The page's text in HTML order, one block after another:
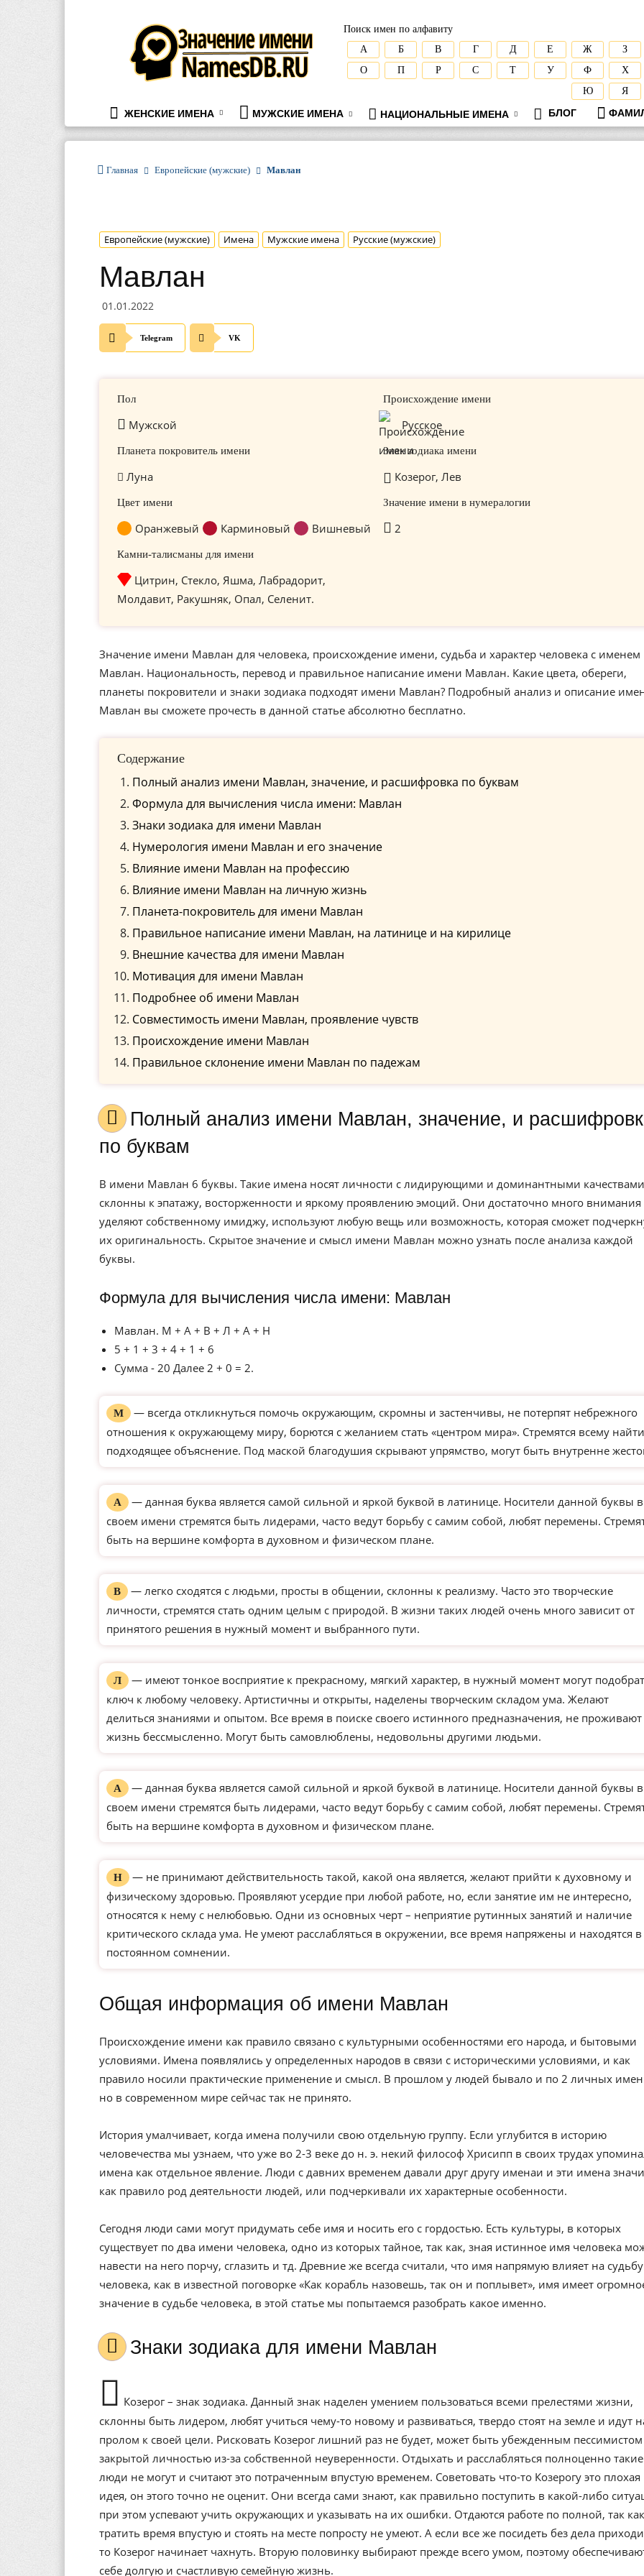
namesdb.ru
Поиск имен по алфавиту
А
Б В Г Д Е Ж
З
О
П Р С Т У Ф
Х
Ю
Я
ЖЕНСКИЕ ИМЕНА МУЖСКИЕ ИМЕНА НАЦИОНАЛЬНЫЕ ИМЕНА БЛОГ
Главная Европейские (мужские) Мавлан
Европейские (мужские) Имена Мужские имена Русские (мужские)
Мавлан
01.01.2022
Telegram VK
Пол
Мужской
Происхождение имени
Русское
Планета покровитель имени
Луна
Знак зодиака имени
Козерог, Лев
Цвет имени
Оранжевый Карминовый Вишневый
Значение имени в нумералогии
2
Камни-талисманы для имени
Цитрин, Стекло, Яшма, Лабрадорит,
Молдавит, Ракушняк, Опал, Селенит.
Значение имени Мавлан для человека, происхождение имени, судьба и характер человека с именем
Мавлан. Национальность, перевод и правильное написание имени Мавлан. Какие цвета, обереги,
планеты покровители и знаки зодиака подходят имени Мавлан? Подробный анализ и описание
Мавлан вы сможете прочесть в данной статье абсолютно бесплатно.
Содержание
Полный анализ имени Мавлан, значение, и расшифровка по буквам
Формула для вычисления числа имени: Мавлан
Знаки зодиака для имени Мавлан
Нумерология имени Мавлан и его значение
Влияние имени Мавлан на профессию
Влияние имени Мавлан на личную жизнь
Планета-покровитель для имени Мавлан
Правильное написание имени Мавлан, на латинице и на кирилице
Внешние качества для имени Мавлан
Мотивация для имени Мавлан
Подробнее об имени Мавлан
Совместимость имени Мавлан, проявление чувств
Происхождение имени Мавлан
Правильное склонение имени Мавлан по падежам
Полный анализ имени Мавлан, значение, и расшифровка
по буквам
В имени Мавлан 6 буквы. Такие имена носят личности с лидирующими и доминантными
склонны к эпатажу, восторженности и яркому проявлению эмоций. Они достаточно много внимания
уделяют собственному имиджу, используют любую вещь или возможность, которая сможет
их оригинальность. Скрытое значение и смысл имени Мавлан можно узнать после анализа каждой
буквы.
Формула для вычисления числа имени: Мавлан
Мавлан. М + А + В + Л + А + Н
5 + 1 + 3 + 4 + 1 + 6
Сумма - 20 Далее 2 + 0 = 2.
М
— всегда откликнуться помочь окружающим, скромны и застенчивы, не потерпят небрежного
отношения к окружающему миру, борются с желанием стать «центром мира». Стремятся всему найти
подходящее объяснение. Под маской благодушия скрывают упрямство, могут быть внутренне
А
— данная буква является самой сильной и яркой буквой в латинице. Носители данной буквы в
своем имени стремятся быть лидерами, часто ведут борьбу с самим собой, любят перемены.
быть на вершине комфорта в духовном и физическом плане.
В
— легко сходятся с людьми, просты в общении, склонны к реализму. Часто это творческие
личности, стремятся стать одним целым с природой. В жизни таких людей очень много зависит от
принятого решения в нужный момент и выбранного пути.
Л
— имеют тонкое восприятие к прекрасному, мягкий характер, в нужный момент могут
ключ к любому человеку. Артистичны и открыты, наделены творческим складом ума. Желают
делиться знаниями и опытом. Все время в поиске своего истинного предназначения, не проживают
жизнь бессмысленно. Могут быть самовлюблены, недовольны другими людьми.
А
— данная буква является самой сильной и яркой буквой в латинице. Носители данной буквы в
своем имени стремятся быть лидерами, часто ведут борьбу с самим собой, любят перемены.
быть на вершине комфорта в духовном и физическом плане.
Н
— не принимают действительность такой, какой она является, желают прийти к духовному и
физическому здоровью. Проявляют усердие при любой работе, но, если занятие им не интересно,
относятся к нему с нелюбовью. Одни из основных черт – неприятие рутинных занятий и наличие
критического склада ума. Не умеют расслабляться в окружении, все время напряжены и находятся в
постоянном сомнении.
Общая информация об имени Мавлан
Происхождение имени как правило связано с культурными особенностями его народа, и бытовыми
условиями. Имена появлялись у определенных народов в связи с историческими условиями, и как
правило носили практические применение и смысл. В прошлом у людей бывало и по 2 личных
но в современном мире сейчас так не принято.
История умалчивает, когда имена получили свою отдельную группу. Если углубится в историю
человечества мы узнаем, что уже во 2-3 веке до н. э. некий философ Хрисипп в своих трудах
имена как отдельное явление. Люди с давних временем давали друг другу именаи и эти имена
как правило род деятельности людей, или подчеркивали их характерные особенности.
Сегодня люди сами могут придумать себе имя и носить его с гордостью. Есть культуры, в которых
существует по два имени человека, одно из которых тайное, так как, зная истинное имя человека
навести на него порчу, сглазить и тд. Древние же всегда считали, что имя напрямую влияет на судьбу
человека, как в известной поговорке «Как корабль назовешь, так он и поплывет», имя имеет
значение в судьбе человека, в этой статье мы попытаемся разобрать какое именно.
Знаки зодиака для имени Мавлан
Козерог – знак зодиака. Данный знак наделен умением пользоваться всеми прелестями жизни,
склонны быть лидером, любят учиться чему-то новому и развиваться, твердо стоят на земле и идут
пролом к своей цели. Рисковать Козерог лишний раз не будет, может быть убежденным
закрытой личностью из-за собственной неуверенности. Отдыхать и расслабляться полноценно такие
люди не могут и считают это потраченным впустую временем. Советовать что-то Козерогу это плохая
идея, он этого точно не оценит. Они всегда сами знают, как правильно поступить в какой-либо
при этом успевают учить окружающих и указывать на их ошибки. Отдаются работе по полной, так как
тратить время впустую и стоять на месте попросту не умеют. А если все же посидеть без дела
то Козерог начинает чахнуть. Вторую половинку выбирают прежде всего умом, поэтому
себе долгую и счастливую семейную жизнь.